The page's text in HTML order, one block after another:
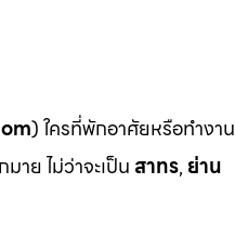
) ใครที่พักอาศัยหรือทำงาน
าย ไม่ว่าจะเป็น สาทร, ย่าน